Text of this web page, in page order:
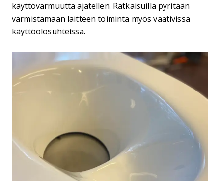
käyttövarmuutta ajatellen. Ratkaisuilla pyritään
varmistamaan laitteen toiminta myös vaativissa
käyttöolosuhteissa.